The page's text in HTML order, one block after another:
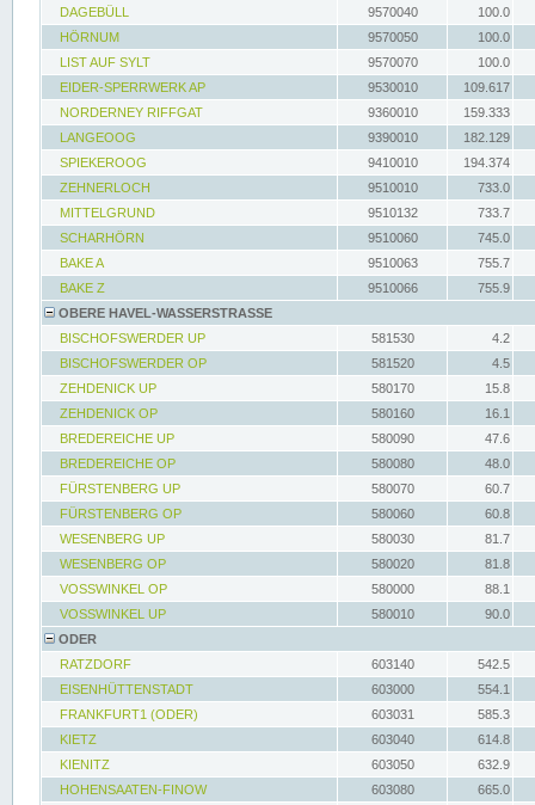
DAGEBÜLL 9570040
100.0
HÖRNUM
9570050
100.0
LIST AUF SYLT
9570070
100.0
EIDER-SPERRWERK AP
9530010
109.617
NORDERNEY RIFFGAT
9360010
159.333
LANGEOOG
9390010
182.129
SPIEKEROOG
9410010
194.374
ZEHNERLOCH
9510010
733.0
MITTELGRUND
9510132
733.7
SCHARHÖRN
9510060
745.0
BAKE A
9510063
755.7
BAKE Z
9510066
755.9
OBERE HAVEL-WASSERSTRASSE
BISCHOFSWERDER UP
581530
4.2
BISCHOFSWERDER OP
581520
4.5
ZEHDENICK UP
580170
15.8
ZEHDENICK OP
580160
16.1
BREDEREICHE UP
580090
47.6
BREDEREICHE OP
580080
48.0
FÜRSTENBERG UP
580070
60.7
FÜRSTENBERG OP
580060
60.8
WESENBERG UP
580030
81.7
WESENBERG OP
580020
81.8
VOSSWINKEL OP
580000
88.1
VOSSWINKEL UP
580010
90.0
ODER
RATZDORF
603140
542.5
EISENHÜTTENSTADT
603000
554.1
FRANKFURT1 (ODER)
603031
585.3
KIETZ
603040
614.8
KIENITZ
603050
632.9
HOHENSAATEN-FINOW
603080
665.0